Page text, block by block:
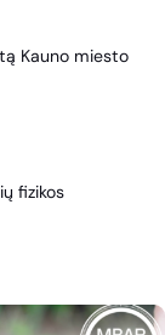
Kauno miesto
fizikos